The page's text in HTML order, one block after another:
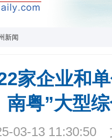
新闻
家企业和
南粤”大型
03-13 11:30:50